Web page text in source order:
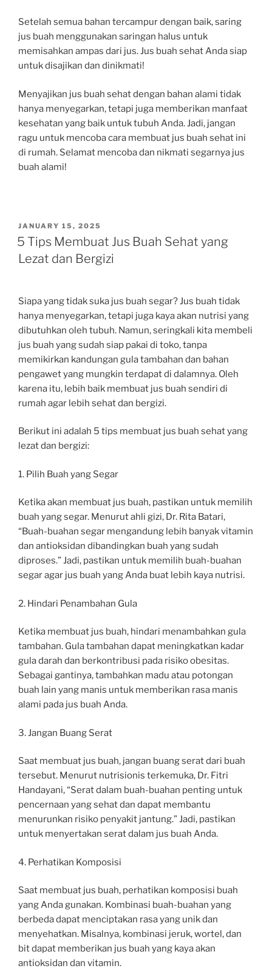
Setelah semua bahan tercampur dengan baik, saring
jus buah menggunakan saringan halus untuk
memisahkan ampas dari jus. Jus buah sehat Anda siap
untuk disajikan dan dinikmati!
Menyajikan jus buah sehat dengan bahan alami tidak
hanya menyegarkan, tetapi juga memberikan manfaat
kesehatan yang baik untuk tubuh Anda. Jadi, jangan
ragu untuk mencoba cara membuat jus buah sehat ini
di rumah. Selamat mencoba dan nikmati segarnya jus
buah alami!
POSTED
ON
JANUARY 15, 2025
5 Tips Membuat Jus Buah Sehat yang
Lezat dan Bergizi
Siapa yang tidak suka jus buah segar? Jus buah tidak
hanya menyegarkan, tetapi juga kaya akan nutrisi yang
dibutuhkan oleh tubuh. Namun, seringkali kita membeli
jus buah yang sudah siap pakai di toko, tanpa
memikirkan kandungan gula tambahan dan bahan
pengawet yang mungkin terdapat di dalamnya. Oleh
karena itu, lebih baik membuat jus buah sendiri di
rumah agar lebih sehat dan bergizi.
Berikut ini adalah 5 tips membuat jus buah sehat yang
lezat dan bergizi:
1. Pilih Buah yang Segar
Ketika akan membuat jus buah, pastikan untuk memilih
buah yang segar. Menurut ahli gizi, Dr. Rita Batari,
“Buah-buahan segar mengandung lebih banyak vitamin
dan antioksidan dibandingkan buah yang sudah
diproses.” Jadi, pastikan untuk memilih buah-buahan
segar agar jus buah yang Anda buat lebih kaya nutrisi.
2. Hindari Penambahan Gula
Ketika membuat jus buah, hindari menambahkan gula
tambahan. Gula tambahan dapat meningkatkan kadar
gula darah dan berkontribusi pada risiko obesitas.
Sebagai gantinya, tambahkan madu atau potongan
buah lain yang manis untuk memberikan rasa manis
alami pada jus buah Anda.
3. Jangan Buang Serat
Saat membuat jus buah, jangan buang serat dari buah
tersebut. Menurut nutrisionis terkemuka, Dr. Fitri
Handayani, “Serat dalam buah-buahan penting untuk
pencernaan yang sehat dan dapat membantu
menurunkan risiko penyakit jantung.” Jadi, pastikan
untuk menyertakan serat dalam jus buah Anda.
4. Perhatikan Komposisi
Saat membuat jus buah, perhatikan komposisi buah
yang Anda gunakan. Kombinasi buah-buahan yang
berbeda dapat menciptakan rasa yang unik dan
menyehatkan. Misalnya, kombinasi jeruk, wortel, dan
bit dapat memberikan jus buah yang kaya akan
antioksidan dan vitamin.